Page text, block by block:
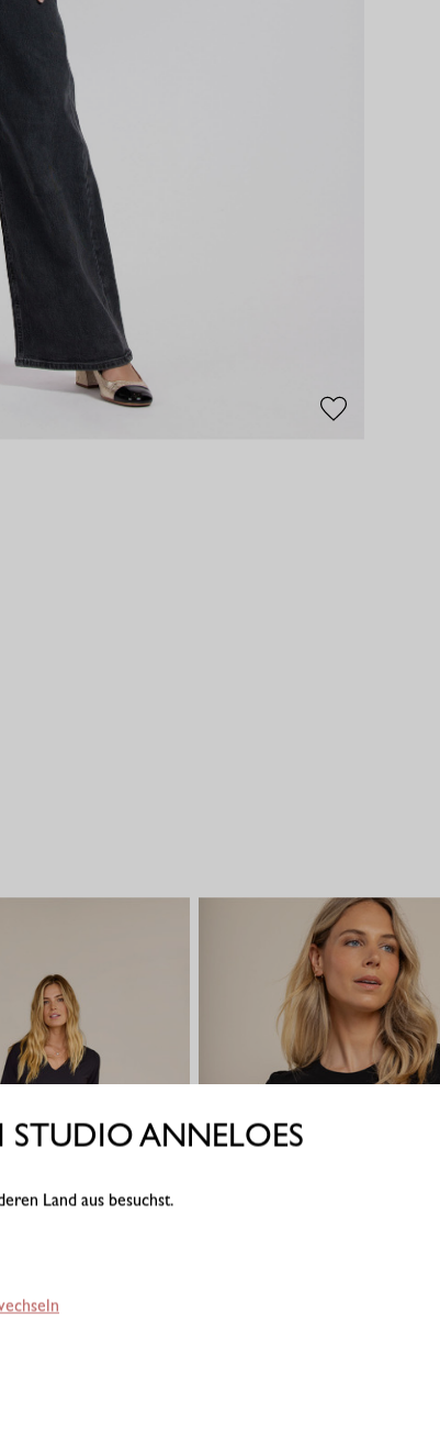
ANNELOES
Land aus besuchst.